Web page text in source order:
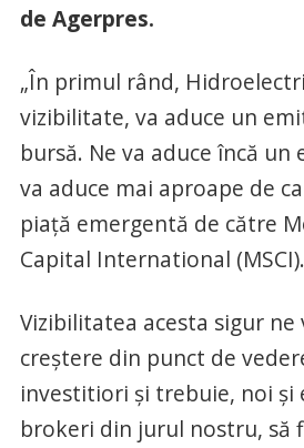
de Agerpres.
„În primul rând,
vizibilitate, va aduce un
bursă. Ne va aduce încă
va aduce mai aproape de
piaţă emergentă de către
Capital International (MSCI).
Vizibilitatea acesta sigur ne
creştere din punct de
investitiori şi trebuie, noi şi
brokeri din jurul nostru, să